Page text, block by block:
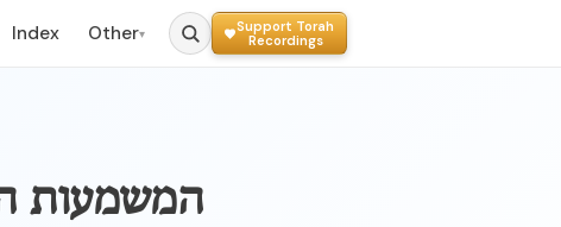
Index Other▾
Support Torah
Recordings
המשמעות